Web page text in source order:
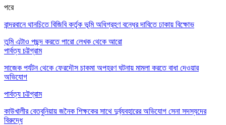
পরে
বান্দরবানে থানচিতে বিজিবি কর্তৃক ভূমি অধিগ্রহণ বন্ধের দাবিতে ঢাকায় বিক্ষোভ
তুমি এটাও পছন্দ করতে পারো লেখক থেকে আরো
পার্বত্য চট্টগ্রাম
সাজেক পর্যটন থেকে ফেরদৌস চাকমা অপহরণ ঘটনায় মামলা করতে বাধা দেওয়ার
অভিযোগ
পার্বত্য চট্টগ্রাম
কাউখালীর বেতবুনিয়ায় জনৈক শিক্ষকের সাথে দুর্ব্যবহারের অভিযোগ সেনা সদস্যদের
বিরুদ্ধে